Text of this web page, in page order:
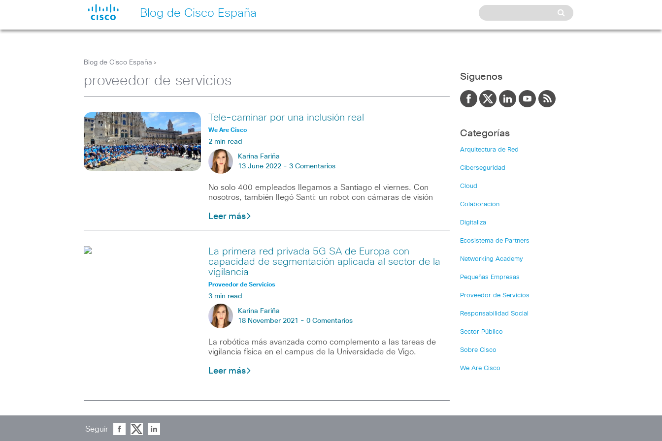
Blog de Cisco España
Blog de Cisco España >
proveedor de servicios
Tele-caminar por una inclusión real
We Are Cisco
2 min read
Karina Fariña
13 June 2022 - 3 Comentarios
No solo 400 empleados llegamos a Santiago el viernes. Con
nosotros, también llegó Santi: un robot con cámaras de visión
Leer más
La primera red privada 5G SA de Europa con
capacidad de segmentación aplicada al sector de la
vigilancia
Proveedor de Servicios
3 min read
Karina Fariña
18 November 2021 - 0 Comentarios
La robótica más avanzada como complemento a las tareas de
vigilancia física en el campus de la Universidade de Vigo.
Leer más
Síguenos
Categorías
Arquitectura de Red
Ciberseguridad
Cloud
Colaboración
Digitaliza
Ecosistema de Partners
Networking Academy
Pequeñas Empresas
Proveedor de Servicios
Responsabilidad Social
Sector Público
Sobre Cisco
We Are Cisco
Seguir